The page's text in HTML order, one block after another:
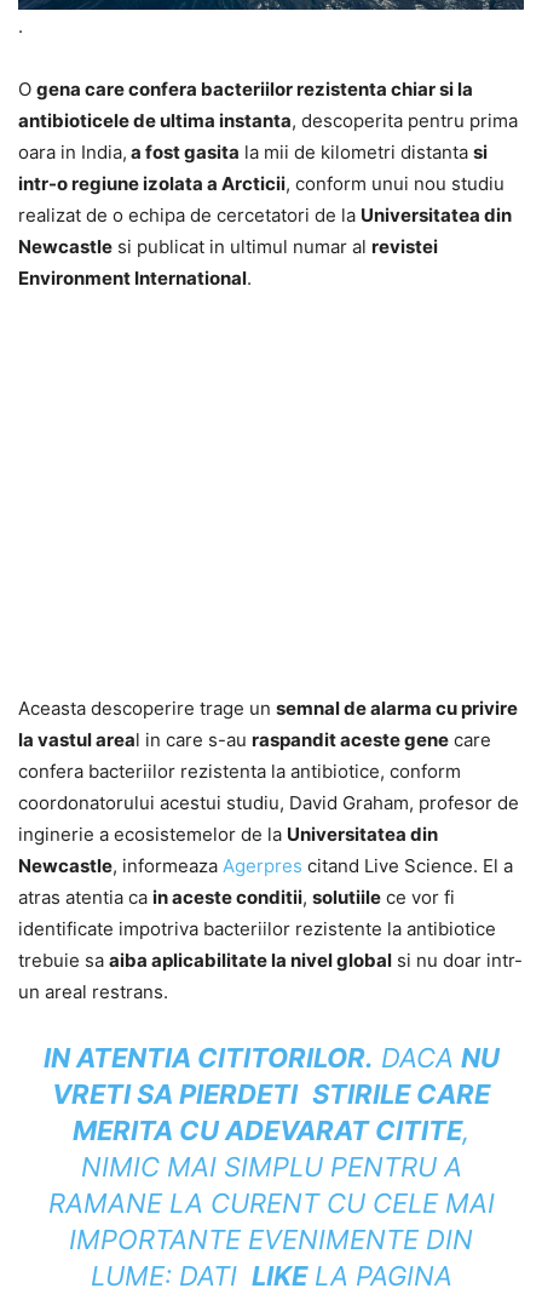
.
O gena care confera bacteriilor rezistenta chiar si la
antibioticele de ultima instanta, descoperita pentru prima
oara in India, a fost gasita la mii de kilometri distanta si
intr-o regiune izolata a Arcticii, conform unui nou studiu
realizat de o echipa de cercetatori de la Universitatea din
Newcastle si publicat in ultimul numar al revistei
Environment International.
Aceasta descoperire trage un semnal de alarma cu privire
la vastul areal in care s-au raspandit aceste gene care
confera bacteriilor rezistenta la antibiotice, conform
coordonatorului acestui studiu, David Graham, profesor de
inginerie a ecosistemelor de la Universitatea din
Newcastle, informeaza Agerpres citand Live Science. El a
atras atentia ca in aceste conditii, solutiile ce vor fi
identificate impotriva bacteriilor rezistente la antibiotice
trebuie sa aiba aplicabilitate la nivel global si nu doar intr-
un areal restrans.
IN ATENTIA CITITORILOR. DACA NU
VRETI SA PIERDETI STIRILE CARE
MERITA CU ADEVARAT CITITE,
NIMIC MAI SIMPLU PENTRU A
RAMANE LA CURENT CU CELE MAI
IMPORTANTE EVENIMENTE DIN
LUME: DATI LIKE LA PAGINA